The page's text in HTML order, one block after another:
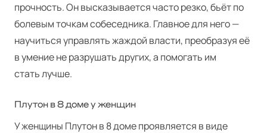
прочность. Он высказывается часто резко, бьёт по
болевым точкам собеседника. Главное для него —
научиться управлять жаждой власти, преобразуя её
в умение не разрушать других, а помогать им
стать лучше.
Плутон в 8 доме у женщин
У женщины Плутон в 8 доме проявляется в виде